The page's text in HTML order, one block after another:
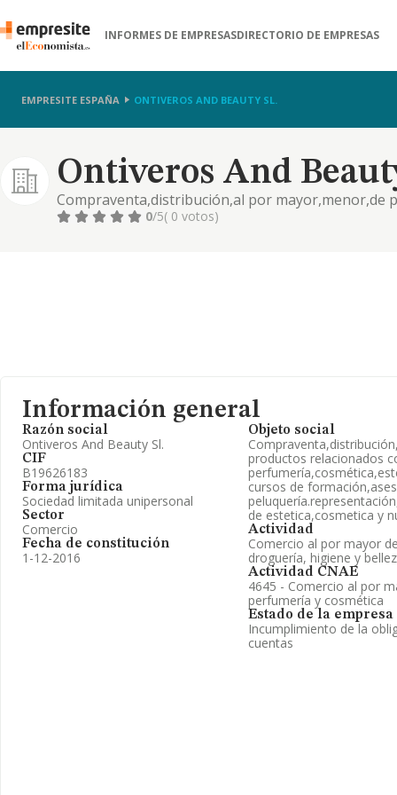
INFORMES DE EMPRESASDIRECTORIO DE EMPRESAS
EMPRESITE ESPAÑA ONTIVEROS AND BEAUTY SL.
Ontiveros And
Compraventa,distribución,al por mayor,menor,de
0/5( 0 votos)
Información general
Razón social
Ontiveros And Beauty Sl.
CIF
B19626183
Forma jurídica
Sociedad limitada unipersonal
Sector
Comercio
Fecha de constitución
1-12-2016
Objeto social
productos relacionados
cursos de
de estetica,cosmetica y
Actividad
Comercio al por mayor
droguería, higiene y
Actividad CNAE
4645 - Comercio al por
perfumería y cosmética
Estado de la empresa
Incumplimiento de la
cuentas